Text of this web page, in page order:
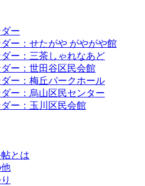
ー
ー：せたがや がやがや館
ー：三茶しゃれなあど
ー：世田谷区民会館
ー：梅丘パークホール
ー：烏山区民センター
ー：玉川区民会館
とは